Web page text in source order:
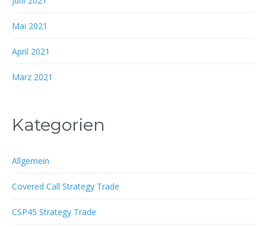
Mai 2021
April 2021
März 2021
Kategorien
Allgemein
Covered Call Strategy Trade
CSP45 Strategy Trade